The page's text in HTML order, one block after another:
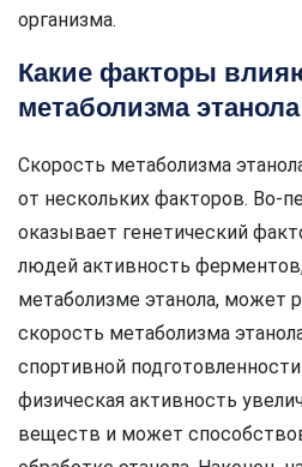
организма.
Какие факторы
метаболизма
Скорость метаболизма
от нескольких факторов. Во-
оказывает генетический
людей активность
метаболизме этанола, может
скорость метаболизма
спортивной
физическая активность
веществ и может